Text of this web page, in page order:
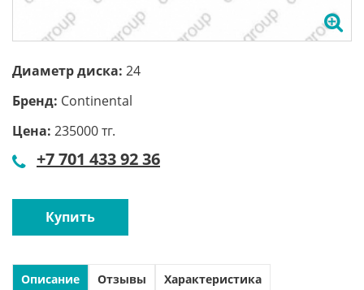
Диаметр диска: 24
Бренд: Continental
Цена: 235000 тг.
+7 701 433 92 36
Купить
Описание Отзывы Характеристика